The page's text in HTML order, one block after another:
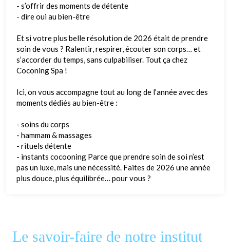
- s’offrir des moments de détente
- dire oui au bien-être
Et si votre plus belle résolution de 2026 était de prendre
soin de vous ? Ralentir, respirer, écouter son corps… et
s’accorder du temps, sans culpabiliser. Tout ça chez
Coconing Spa !
Ici, on vous accompagne tout au long de l’année avec des
moments dédiés au bien-être :
- soins du corps
- hammam & massages
- rituels détente
- instants cocooning Parce que prendre soin de soi n’est
pas un luxe, mais une nécessité. Faites de 2026 une année
plus douce, plus équilibrée… pour vous ?
Le savoir-faire de notre institut